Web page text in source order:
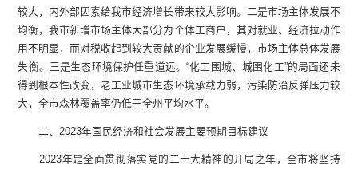
较大，内外部因素给我市经济增长带来较大影响。二是市场主体发展不
均衡，我市新增市场主体大部分为个体工商户，其对就业、经济拉动作
用不明显，而对税收起到较大贡献的企业发展缓慢，市场主体总体发展
失衡。三是生态环境保护任重道远。“化工围城、城围化工”的局面还未
得到根本性改变，老工业城市生态环境承载力弱，污染防治反弹压力较
大，全市森林覆盖率仍低于全州平均水平。
二、2023年国民经济和社会发展主要预期目标建议
2023年是全面贯彻落实党的二十大精神的开局之年，全市将坚持